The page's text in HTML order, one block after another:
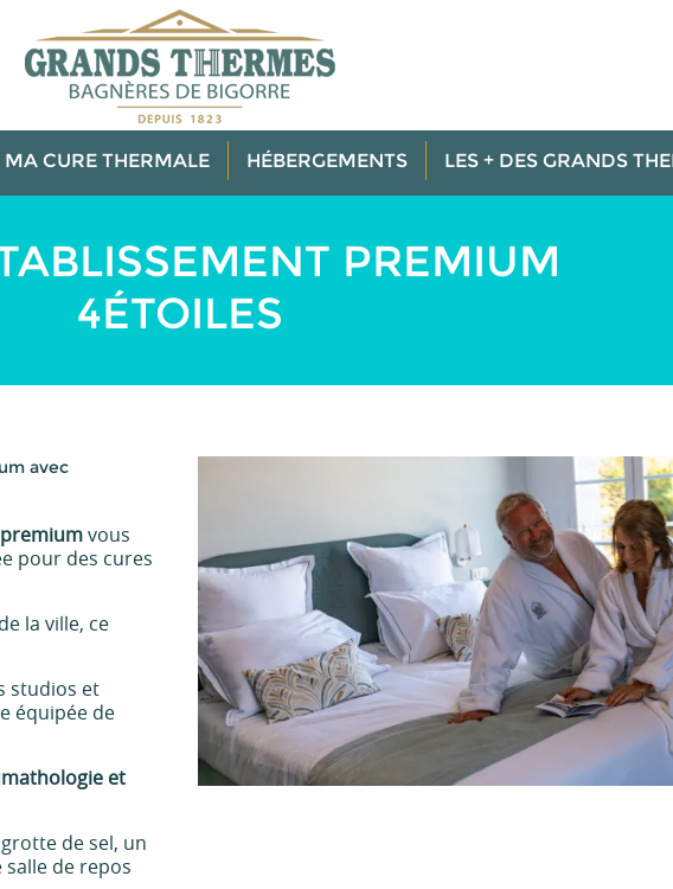
MA CURE THERMALE HÉBERGEMENTS LES + DES GRANDS
PREMIUM
4ÉTOILES
avec
vous
pour des cures
la ville, ce
studios et
équipée de
et
de sel, un
de repos